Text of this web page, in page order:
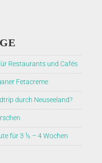
Restaurants und Cafés
Fetacreme
durch Neuseeland?
für 3 ½ – 4 Wochen